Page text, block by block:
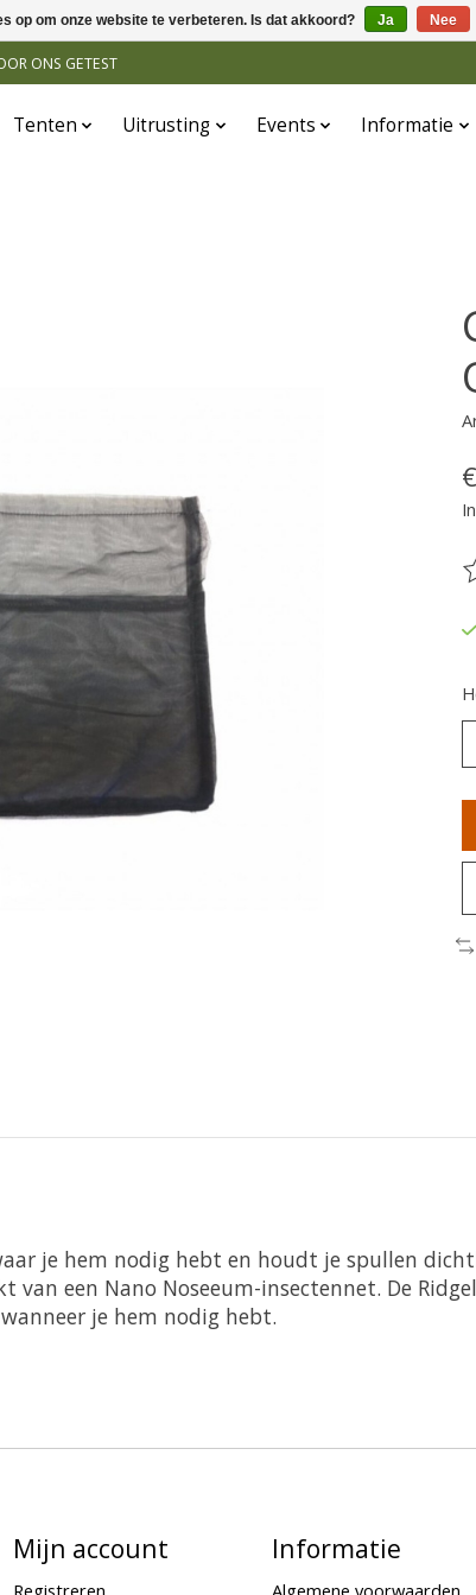
ONS GETEST
Tenten Uitrusting Events Informatie
je hem nodig hebt en houdt je spullen
van een Nano Noseeum-insectennet. De
je hem nodig hebt.
Mijn account Informatie
op om onze website te verbeteren. Is dat akkoord? Ja Nee